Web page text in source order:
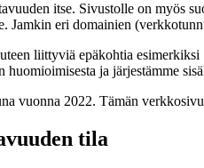
itse. Sivustolle on myös
Jamkin eri domainien
liittyviä epäkohtia
huomioimisesta ja järjestämme
vuonna 2022. Tämän
tila